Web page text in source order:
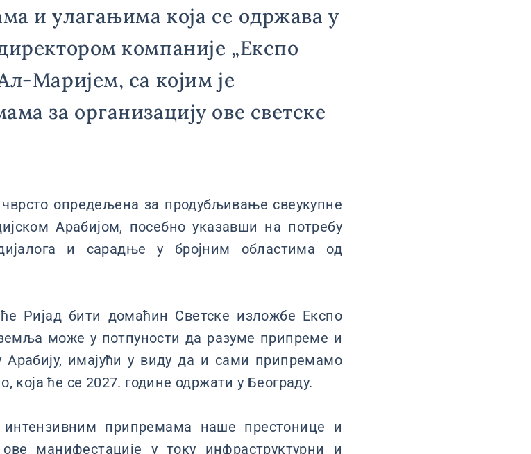
и улагањима која се одржава у
компаније „Eкспо
Маријем, са којим је
за организацију ове светске
опредељена за продубљивање свеукупне
Арабијом, посебно указавши на потребу
и сарадње у бројним областима од
Ријад бити домаћин Светске изложбе Експо
може у потпуности да разуме припреме и
Арабију, имајући у виду да и сами припремамо
која ће се 2027. године одржати у Београду.
припремама наше престонице и
манифестације у току инфраструктурни и